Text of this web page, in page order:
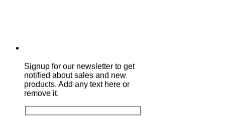
Signup for our newsletter to get
notified about sales and new
products. Add any text here or
remove it.